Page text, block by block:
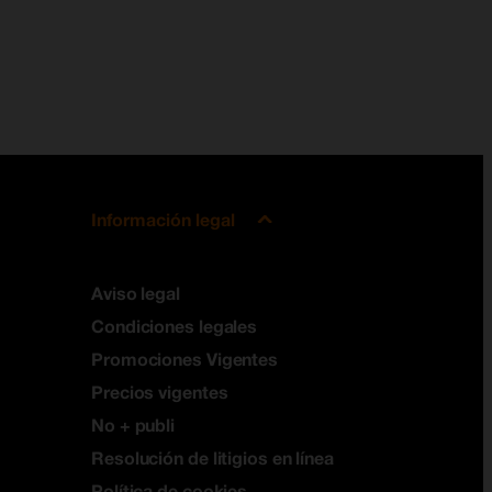
Información legal
Aviso legal
Condiciones legales
Promociones Vigentes
Precios vigentes
No + publi
Resolución de litigios en línea